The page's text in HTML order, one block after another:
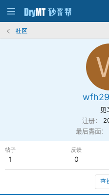
社区
见
注册
最后露面
帖子
1
反馈
0
查